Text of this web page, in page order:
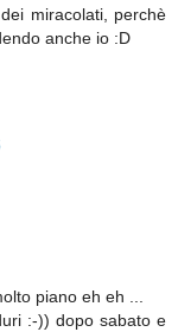
miracolati, perchè
anche io :D
piano eh eh ...
:-)) dopo sabato e